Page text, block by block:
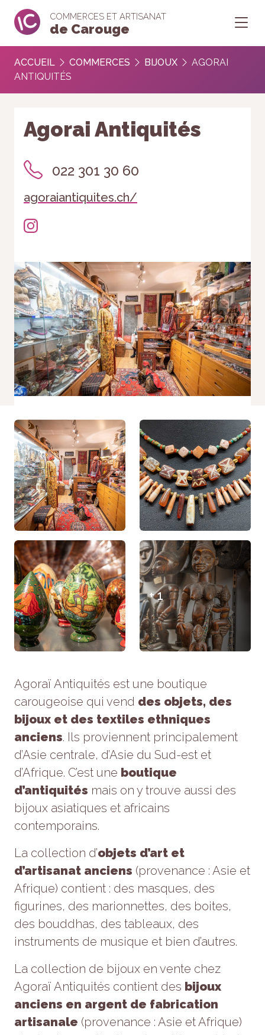
COMMERCES ET ARTISANAT
de Carouge
ACCUEIL COMMERCES BIJOUX
AGORAI
ANTIQUITÉS
Agorai Antiquités
022 301 30 60
agoraiantiquites.ch/
+ 1
Agoraï Antiquités est une boutique
carougeoise qui vend des objets, des
bijoux et des textiles ethniques
anciens. Ils proviennent principalement
d’Asie centrale, d’Asie du Sud-est et
d’Afrique. C’est une boutique
d’antiquités mais on y trouve aussi des
bijoux asiatiques et africains
contemporains.
La collection d’objets d’art et
d’artisanat anciens (provenance : Asie et
Afrique) contient : des masques, des
figurines, des marionnettes, des boites,
des bouddhas, des tableaux, des
instruments de musique et bien d’autres.
La collection de bijoux en vente chez
Agoraï Antiquités contient des bijoux
anciens en argent de fabrication
artisanale (provenance : Asie et Afrique)
Nécessaire
Ces cookies ne
sont pas
facultatifs. Ils
sont
nécessaires au
fonctionnement
du site Web.
Statistiques
Afin que
nous
puissions
améliorer la
fonctionnalité
et la
structure du
site Web, en
fonction de la
façon dont le
Experience
Afin que notre
site Web
aussi bien
que possible
lors de votre
visite. Si vous
refusez ces
cookies,
disparaîtront
du site Web.
Marketing
En partageant
votre intérêt et
comportement
visitez notre
augmentez
les chances
contenu et